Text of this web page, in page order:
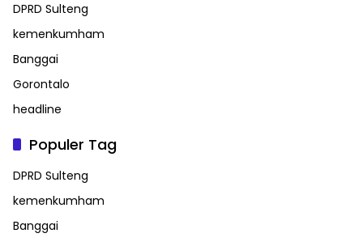
DPRD Sulteng
kemenkumham
Banggai
Gorontalo
headline
Populer Tag
DPRD Sulteng
kemenkumham
Banggai